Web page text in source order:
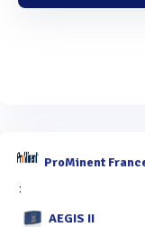
ProMinent
:
AEGIS II